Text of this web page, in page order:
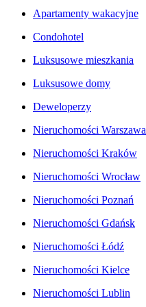
Apartamenty wakacyjne
Condohotel
Luksusowe mieszkania
Luksusowe domy
Deweloperzy
Nieruchomości Warszawa
Nieruchomości Kraków
Nieruchomości Wrocław
Nieruchomości Poznań
Nieruchomości Gdańsk
Nieruchomości Łódź
Nieruchomości Kielce
Nieruchomości Lublin